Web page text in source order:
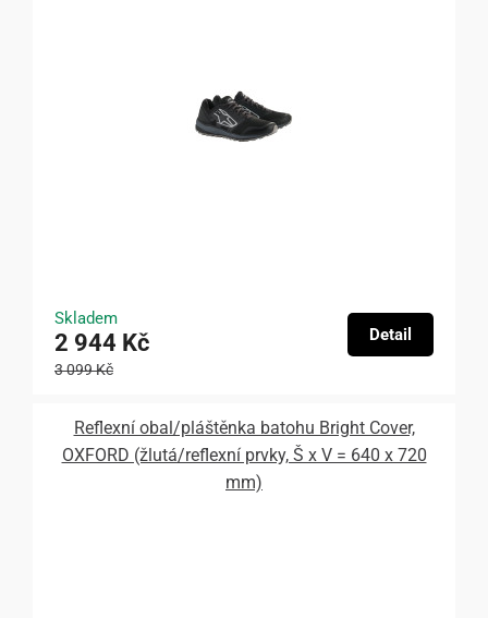
Skladem
2 944 Kč
3 099 Kč
Detail
Reflexní obal/pláštěnka batohu Bright Cover,
OXFORD (žlutá/reflexní prvky, Š x V = 640 x 720
mm)